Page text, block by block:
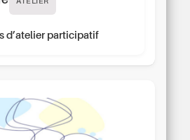
d’atelier participatif